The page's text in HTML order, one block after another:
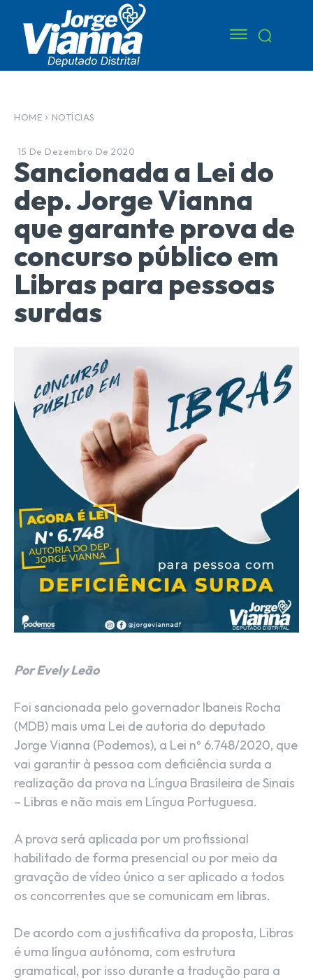
HOME NOTÍCIAS
15 De Dezembro De 2020
Sancionada a Lei do
dep. Jorge Vianna
que garante prova de
concurso público em
Libras para pessoas
surdas
Por Evely Leão
Foi sancionada pelo governador Ibaneis Rocha
(MDB) mais uma Lei de autoria do deputado
Jorge Vianna (Podemos), a Lei nº 6.748/2020, que
vai garantir à pessoa com deficiência surda a
realização da prova na Língua Brasileira de Sinais
– Libras e não mais em Língua Portuguesa.
A prova será aplicada por um profissional
habilitado de forma presencial ou por meio da
gravação de vídeo único a ser aplicado a todos
os concorrentes que se comunicam em libras.
De acordo com a justificativa da proposta, Libras
é uma língua autónoma, com estrutura
gramatical, por isso durante a tradução para a